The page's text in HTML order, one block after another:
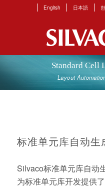
English 日本語
Standard Cell
Layout
标准单元库自动
Silvaco标准单元库自动
为标准单元库开发提供